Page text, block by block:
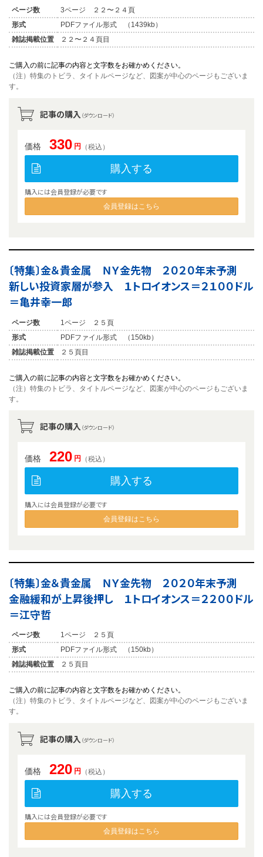
ページ数
3ページ ２２〜２４頁
形式
PDFファイル形式 （1439kb）
雑誌掲載位置
２２〜２４頁目
ご購入の前に記事の内容と文字数をお確かめください。
（注）特集のトビラ、タイトルページなど、図案が中心のページもございま
す。
記事の購入 （ダウンロード）
価格 330 円 （税込）
購入する
購入には会員登録が必要です
会員登録はこちら
〔特集〕金＆貴金属 ＮＹ金先物 ２０２０年末予測
新しい投資家層が参入 １トロイオンス＝２１００ドル
＝亀井幸一郎
ページ数
1ページ ２５頁
形式
PDFファイル形式 （150kb）
雑誌掲載位置
２５頁目
ご購入の前に記事の内容と文字数をお確かめください。
（注）特集のトビラ、タイトルページなど、図案が中心のページもございま
す。
記事の購入 （ダウンロード）
価格 220 円 （税込）
購入する
購入には会員登録が必要です
会員登録はこちら
〔特集〕金＆貴金属 ＮＹ金先物 ２０２０年末予測
金融緩和が上昇後押し １トロイオンス＝２２００ドル
＝江守哲
ページ数
1ページ ２５頁
形式
PDFファイル形式 （150kb）
雑誌掲載位置
２５頁目
ご購入の前に記事の内容と文字数をお確かめください。
（注）特集のトビラ、タイトルページなど、図案が中心のページもございま
す。
記事の購入 （ダウンロード）
価格 220 円 （税込）
購入する
購入には会員登録が必要です
会員登録はこちら